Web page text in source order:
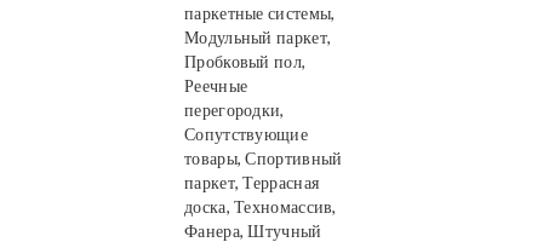
паркетные системы,
Модульный паркет,
Пробковый пол,
Реечные
перегородки,
Сопутствующие
товары, Спортивный
паркет, Террасная
доска, Техномассив,
Фанера, Штучный